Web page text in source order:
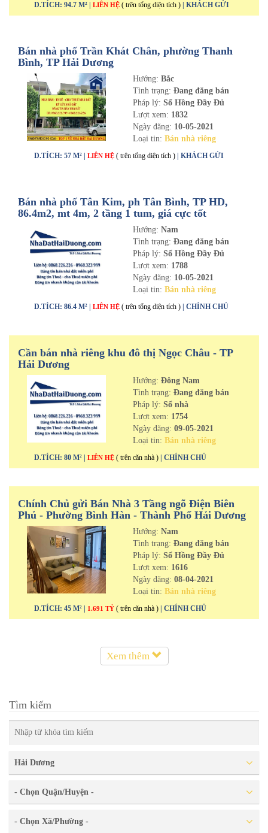
D.TÍCH: 94.7 M² | LIÊN HỆ ( trên tổng diện tích ) | KHÁCH GỬI
Bán nhà phố Trần Khát Chân, phường Thanh
Bình, TP Hải Dương
Hướng: Bắc
Tình trạng: Đang đăng bán
Pháp lý: Sổ Hồng Đầy Đủ
Lượt xem: 1832
Ngày đăng: 10-05-2021
Loại tin: Bán nhà riêng
D.TÍCH: 57 M² | LIÊN HỆ ( trên tổng diện tích ) | KHÁCH GỬI
Bán nhà phố Tân Kim, ph Tân Bình, TP HD,
86.4m2, mt 4m, 2 tầng 1 tum, giá cực tốt
Hướng: Nam
Tình trạng: Đang đăng bán
Pháp lý: Sổ Hồng Đầy Đủ
Lượt xem: 1788
Ngày đăng: 10-05-2021
Loại tin: Bán nhà riêng
D.TÍCH: 86.4 M² | LIÊN HỆ ( trên tổng diện tích ) | CHÍNH CHỦ
Cần bán nhà riêng khu đô thị Ngọc Châu - TP
Hải Dương
Hướng: Đông Nam
Tình trạng: Đang đăng bán
Pháp lý: Sổ nhà
Lượt xem: 1754
Ngày đăng: 09-05-2021
Loại tin: Bán nhà riêng
D.TÍCH: 80 M² | LIÊN HỆ ( trên căn nhà ) | CHÍNH CHỦ
Chính Chủ gửi Bán Nhà 3 Tầng ngõ Điện Biên
Phủ - Phường Bình Hàn - Thành Phố Hải Dương
Hướng: Nam
Tình trạng: Đang đăng bán
Pháp lý: Sổ Hồng Đầy Đủ
Lượt xem: 1616
Ngày đăng: 08-04-2021
Loại tin: Bán nhà riêng
D.TÍCH: 45 M² | 1.691 TỶ ( trên căn nhà ) | CHÍNH CHỦ
Xem thêm
Tìm kiếm
Hải Dương
- Chọn Quận/Huyện -
- Chọn Xã/Phường -